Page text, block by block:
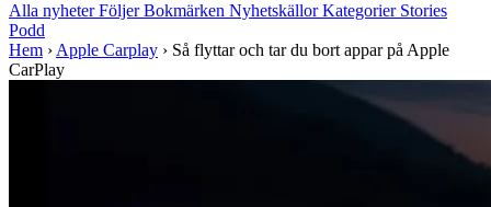
Alla nyheterFöljerBokmärken NyhetskällorKategorier Stories
Podd
Hem › Apple Carplay › Så flyttar och tar du bort appar på Apple
CarPlay